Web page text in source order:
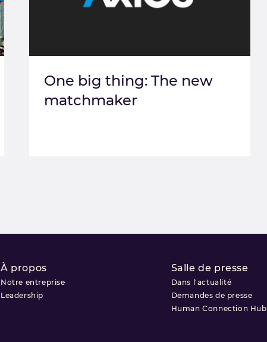
One big thing: The new
matchmaker
À propos
Notre entreprise
Leadership
Salle de presse
Dans l'actualité
Demandes de presse
Human Connection Hub